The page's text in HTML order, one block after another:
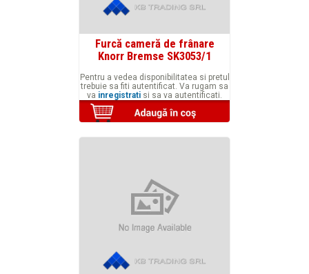
Furcă cameră de frânare
Knorr Bremse SK3053/1
Pentru a vedea disponibilitatea si pretul
trebuie sa fiti autentificat. Va rugam sa
va inregistrati si sa va autentificati.